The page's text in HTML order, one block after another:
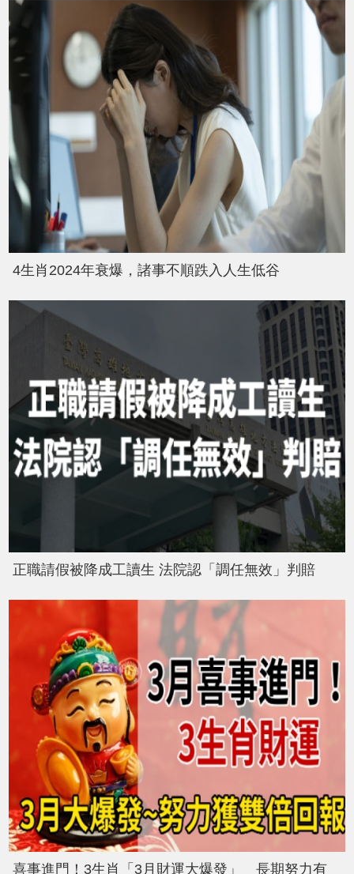
4生肖2024年衰爆，諸事不順跌入人生低谷
正職請假被降成工讀生 法院認「調任無效」判賠
喜事進門！3生肖「3月財運大爆發」 長期努力有